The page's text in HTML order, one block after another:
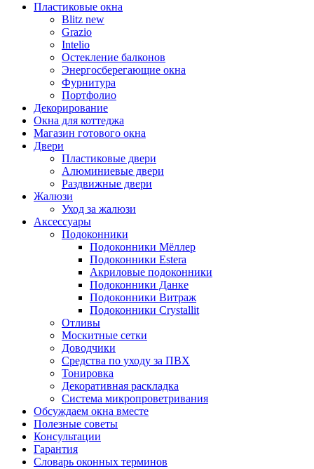
Пластиковые окна
Blitz new
Grazio
Intelio
Остекление балконов
Энергосберегающие окна
Фурнитура
Портфолио
Декорирование
Окна для коттеджа
Магазин готового окна
Двери
Пластиковые двери
Алюминиевые двери
Раздвижные двери
Жалюзи
Уход за жалюзи
Аксессуары
Подоконники
Подоконники Мёллер
Подоконники Estera
Акриловые подоконники
Подоконники Данке
Подоконники Витраж
Подоконники Crystallit
Отливы
Москитные сетки
Доводчики
Средства по уходу за ПВХ
Тонировка
Декоративная раскладка
Система микропроветривания
Обсуждаем окна вместе
Полезные советы
Консультации
Гарантия
Словарь оконных терминов